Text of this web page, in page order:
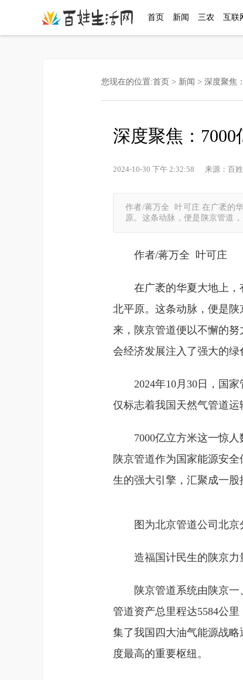
首页 新闻 三农 互联
您现在的位置:首页 > 新闻 > 深度聚焦
深度聚焦：
2024-10-30 下午 2:32:58 来源：百
作者/蒋万全 叶可庄 在广袤的
原。这条动脉，便是陕京管道
作者/蒋万全 叶可庄
在广袤的华夏大地上
北平原。这条动脉，便是
来，陕京管道便以不懈的
会经济发展注入了强大的绿
2024年10月30日，国
仅标志着我国天然气管道运
7000亿立方米这一惊
陕京管道作为国家能源安
生的强大引擎，汇聚成一股
图为北京管道公司北
造福国计民生的陕京力
陕京管道系统由陕京
管道资产总里程达5584公
集了我国四大油气能源战
度最高的重要枢纽。